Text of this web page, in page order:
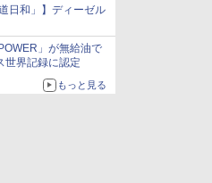
日和」】ディーゼル
」が無給油で
世界記録に認定
もっと見る